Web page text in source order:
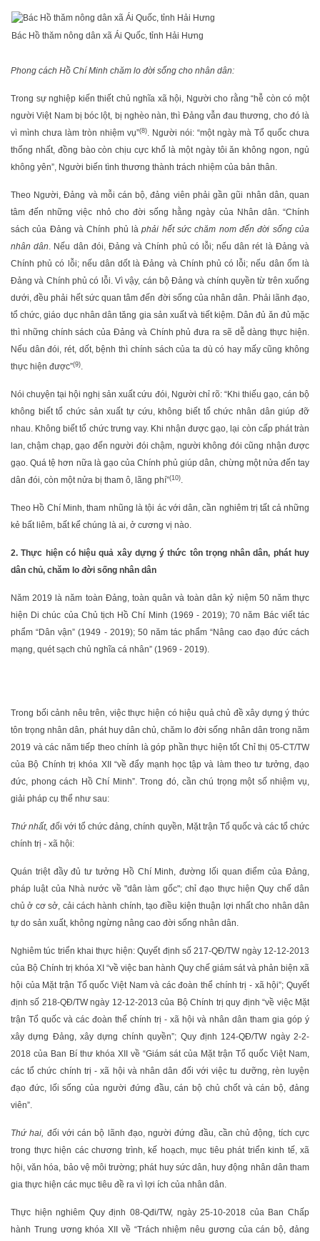
Bác Hồ thăm nông dân xã Ái Quốc, tỉnh Hải Hưng
Phong cách Hồ Chí Minh chăm lo đời sống cho nhân dân:
Trong sự nghiệp kiến thiết chủ nghĩa xã hội, Người cho rằng “hễ còn có một
người Việt Nam bị bóc lột, bị nghèo nàn, thì Đảng vẫn đau thương, cho đó là
vì mình chưa làm tròn nhiệm vụ”(8). Người nói: “một ngày mà Tổ quốc chưa
thống nhất, đồng bào còn chịu cực khổ là một ngày tôi ăn không ngon, ngủ
không yên”, Người biến tình thương thành trách nhiệm của bản thân.
Theo Người, Đảng và mỗi cán bộ, đảng viên phải gần gũi nhân dân, quan
tâm đến những việc nhỏ cho đời sống hằng ngày của Nhân dân. “Chính
sách của Đảng và Chính phủ làphải hết sức chăm nom đến đời sống của
nhân dân. Nếu dân đói, Đảng và Chính phủ có lỗi; nếu dân rét là Đảng và
Chính phủ có lỗi; nếu dân dốt là Đảng và Chính phủ có lỗi; nếu dân ốm là
Đảng và Chính phủ có lỗi. Vì vậy, cán bộ Đảng và chính quyền từ trên xuống
dưới, đều phải hết sức quan tâm đến đời sống của nhân dân. Phải lãnh đạo,
tổ chức, giáo dục nhân dân tăng gia sản xuất và tiết kiệm. Dân đủ ăn đủ mặc
thì những chính sách của Đảng và Chính phủ đưa ra sẽ dễ dàng thực hiện.
Nếu dân đói, rét, dốt, bệnh thì chính sách của ta dù có hay mấy cũng không
thực hiện được”(9).
Nói chuyện tại hội nghị sản xuất cứu đói, Người chỉ rõ: “Khi thiếu gạo, cán bộ
không biết tổ chức sản xuất tự cứu, không biết tổ chức nhân dân giúp đỡ
nhau. Không biết tổ chức trưng vay. Khi nhận được gạo, lại còn cấp phát tràn
lan, chậm chạp, gạo đến người đói chậm, người không đói cũng nhận được
gạo. Quá tệ hơn nữa là gạo của Chính phủ giúp dân, chừng một nửa đến tay
dân đói, còn một nửa bị tham ô, lãng phí”(10).
Theo Hồ Chí Minh, tham nhũng là tội ác với dân, cần nghiêm trị tất cả những
kẻ bất liêm, bất kể chúng là ai, ở cương vị nào.
2. Thực hiện có hiệu quả xây dựng ý thức tôn trọng nhân dân, phát huy
dân chủ, chăm lo đời sống nhân dân
Năm 2019 là năm toàn Đảng, toàn quân và toàn dân kỷ niệm 50 năm thực
hiện Di chúc của Chủ tịch Hồ Chí Minh (1969 - 2019); 70 năm Bác viết tác
phẩm “Dân vận” (1949 - 2019); 50 năm tác phẩm “Nâng cao đạo đức cách
mạng, quét sạch chủ nghĩa cá nhân” (1969 - 2019).
Trong bối cảnh nêu trên, việc thực hiện có hiệu quả chủ đề xây dựng ý thức
tôn trọng nhân dân, phát huy dân chủ, chăm lo đời sống nhân dân trong năm
2019 và các năm tiếp theo chính là góp phần thực hiện tốt Chỉ thị 05-CT/TW
của Bộ Chính trị khóa XII “về đẩy mạnh học tập và làm theo tư tưởng, đạo
đức, phong cách Hồ Chí Minh”. Trong đó, cần chú trọng một số nhiệm vụ,
giải pháp cụ thể như sau:
Thứ nhất, đối với tổ chức đảng, chính quyền, Mặt trận Tổ quốc và các tổ chức
chính trị - xã hội:
Quán triệt đầy đủ tư tưởng Hồ Chí Minh, đường lối quan điểm của Đảng,
pháp luật của Nhà nước về "dân làm gốc"; chỉ đạo thực hiện Quy chế dân
chủ ở cơ sở, cải cách hành chính, tạo điều kiện thuận lợi nhất cho nhân dân
tự do sản xuất, không ngừng nâng cao đời sống nhân dân.
Nghiêm túc triển khai thực hiện: Quyết định số 217-QĐ/TW ngày 12-12-2013
của Bộ Chính trị khóa XI “về việc ban hành Quy chế giám sát và phản biện xã
hội của Mặt trận Tổ quốc Việt Nam và các đoàn thể chính trị - xã hội”; Quyết
định số 218-QĐ/TW ngày 12-12-2013 của Bộ Chính trị quy định “về việc Mặt
trận Tổ quốc và các đoàn thể chính trị - xã hội và nhân dân tham gia góp ý
xây dựng Đảng, xây dựng chính quyền”; Quy định 124-QĐ/TW ngày 2-2-
2018 của Ban Bí thư khóa XII về “Giám sát của Mặt trận Tổ quốc Việt Nam,
các tổ chức chính trị - xã hội và nhân dân đối với việc tu dưỡng, rèn luyện
đạo đức, lối sống của người đứng đầu, cán bộ chủ chốt và cán bộ, đảng
viên”.
Thứ hai, đối với cán bộ lãnh đạo, người đứng đầu, cần chủ động, tích cực
trong thực hiện các chương trình, kế hoạch, mục tiêu phát triển kinh tế, xã
hội, văn hóa, bảo vệ môi trường; phát huy sức dân, huy động nhân dân tham
gia thực hiện các mục tiêu đề ra vì lợi ích của nhân dân.
Thực hiện nghiêm Quy định 08-Qđi/TW, ngày 25-10-2018 của Ban Chấp
hành Trung ương khóa XII về “Trách nhiệm nêu gương của cán bộ, đảng